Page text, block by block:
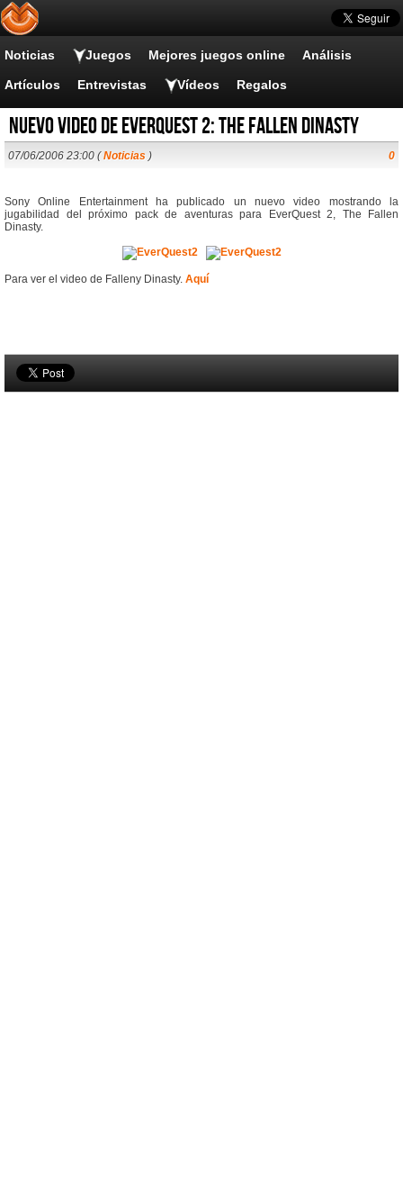
Noticias Juegos Mejores juegos online Análisis
Artículos Entrevistas Vídeos Regalos
Nuevo video de EverQuest 2: The Fallen Dinasty
07/06/2006 23:00 (Noticias ) 0
Sony Online Entertainment ha publicado un nuevo video mostrando la
jugabilidad del próximo pack de aventuras para EverQuest 2, The Fallen
Dinasty.
Para ver el video de Falleny Dinasty. Aquí